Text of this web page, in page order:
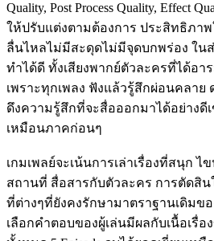
Quality, Post Process Quality, Effect
ให้ปรับแต่งตามต้องการ ประสิทธิภาพ
ลื่นไหลไม่มีสะดุดไม่มีจุดบกพร่อง ในส่
ทำได้ดี ทั้งเสียงพากย์ตัวละครที่ได้อา
เพราะทุกเพลง ฟังแล้วรู้สึกผ่อนคลา
ดึงความรู้สึกที่จะสื่อออกมาได้อย่างดี
เหมือนภาคก่อนๆ
เกมเพลย์จะเน้นการเล่าเรื่องที่สนุก ไ
สถานที่ สื่อสารกับตัวละคร การตัดสิ
ที่ต่างๆที่ยังคงรักษามาตราฐานเดิมขอ
เลือกคำตอบของผู้เล่นมีผลกับเนื้อเรื่